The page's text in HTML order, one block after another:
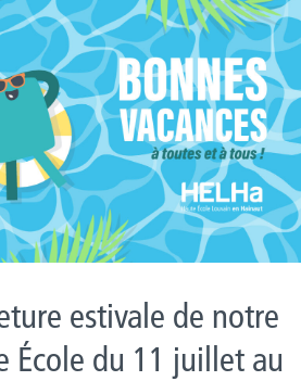
estivale de notre
École du 11 juillet au